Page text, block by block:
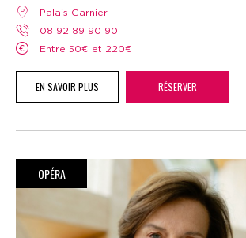
Palais Garnier
08 92 89 90 90
Entre 50€ et 220€
EN SAVOIR PLUS RÉSERVER
OPÉRA